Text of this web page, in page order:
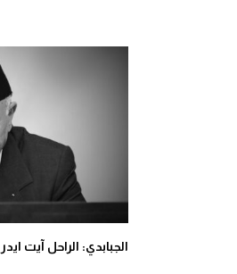
الجبابدي: الراحل آيت